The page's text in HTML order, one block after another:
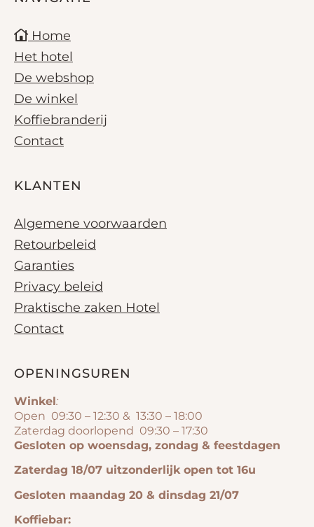
Home
Het hotel
De webshop
De winkel
Koffiebranderij
Contact
KLANTEN
Algemene voorwaarden
Retourbeleid
Garanties
Privacy beleid
Praktische zaken Hotel
Contact
OPENINGSUREN
Winkel:
Open 09:30 – 12:30 & 13:30 – 18:00
Zaterdag doorlopend 09:30 – 17:30
Gesloten op woensdag, zondag & feestdagen
Zaterdag 18/07 uitzonderlijk open tot 16u
Gesloten maandag 20 & dinsdag 21/07
Koffiebar: